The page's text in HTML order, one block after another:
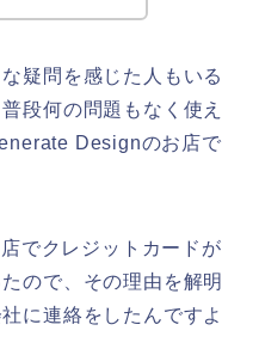
疑問を感じた人もいる
段何の問題もなく使え
Designのお店で
でクレジットカードが
ので、その理由を解明
に連絡をしたんですよ